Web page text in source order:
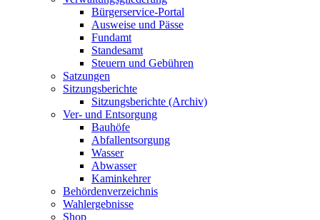
Bürgerservice-Portal
Ausweise und Pässe
Fundamt
Standesamt
Steuern und Gebühren
Satzungen
Sitzungsberichte
Sitzungsberichte (Archiv)
Ver- und Entsorgung
Bauhöfe
Abfallentsorgung
Wasser
Abwasser
Kaminkehrer
Behördenverzeichnis
Wahlergebnisse
Shop